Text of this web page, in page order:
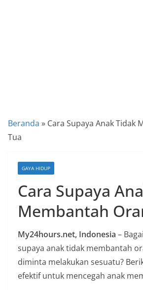
a
e
k
i
i
a
n
T
Beranda » Cara Supaya Anak Tidak
Tua
GAYA HIDUP
Cara Supaya
Membantah
My24hours.net, Indonesia –
supaya anak tidak membantah
diminta melakukan sesuatu?
efektif untuk mencegah anak